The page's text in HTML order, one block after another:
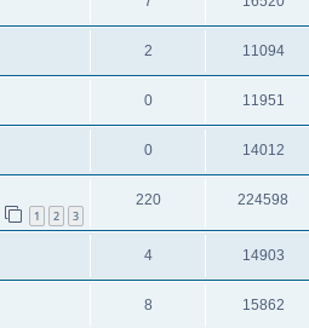
2 11094
0 11951
0 14012
1 2 3
220 224598
4 14903
8 15862